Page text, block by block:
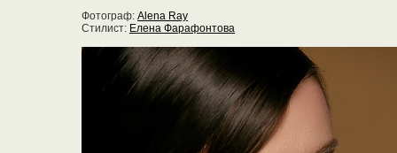
Фотограф: Alena Ray
Стилист: Елена Фарафонтова